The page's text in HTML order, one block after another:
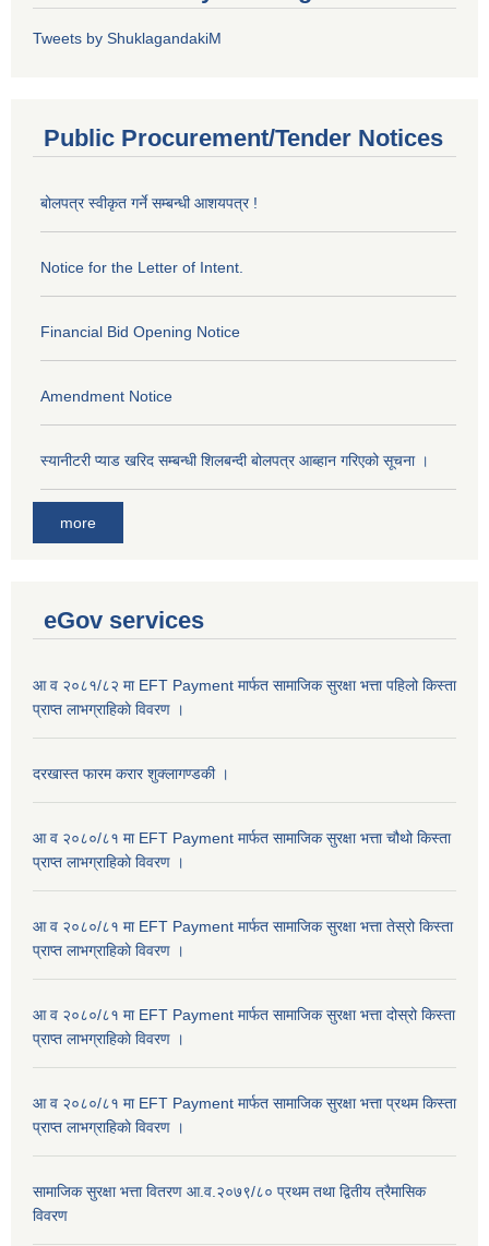
Tweets by ShuklagandakiM
Public Procurement/Tender Notices
बोलपत्र स्वीकृत गर्ने सम्बन्धी आशयपत्र !
Notice for the Letter of Intent.
Financial Bid Opening Notice
Amendment Notice
स्यानीटरी प्याड खरिद सम्बन्धी शिलबन्दी बोलपत्र आब्हान गरिएको सूचना ।
more
eGov services
आ व २०८१/८२ मा EFT Payment मार्फत सामाजिक सुरक्षा भत्ता पहिलो किस्ता
प्राप्त लाभग्राहिकाे विवरण ।
दरखास्त फारम करार शुक्लागण्डकी ।
आ व २०८०/८१ मा EFT Payment मार्फत सामाजिक सुरक्षा भत्ता चौथो किस्ता
प्राप्त लाभग्राहिकाे विवरण ।
आ व २०८०/८१ मा EFT Payment मार्फत सामाजिक सुरक्षा भत्ता तेस्रो किस्ता
प्राप्त लाभग्राहिकाे विवरण ।
आ व २०८०/८१ मा EFT Payment मार्फत सामाजिक सुरक्षा भत्ता दोस्रो किस्ता
प्राप्त लाभग्राहिकाे विवरण ।
आ व २०८०/८१ मा EFT Payment मार्फत सामाजिक सुरक्षा भत्ता प्रथम किस्ता
प्राप्त लाभग्राहिकाे विवरण ।
सामाजिक सुरक्षा भत्ता वितरण आ.व.२०७९/८० प्रथम तथा द्वितीय त्रैमासिक
विवरण